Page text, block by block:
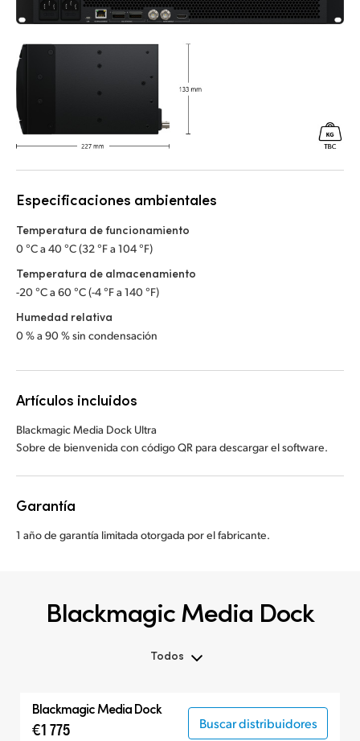
Especificaciones ambientales
Temperatura de funcionamiento
0 °C a 40 °C (32 °F a 104 °F)
Temperatura de almacenamiento
-20 °C a 60 °C (-4 °F a 140 °F)
Humedad relativa
0 % a 90 % sin condensación
Artículos incluidos
Blackmagic Media Dock Ultra
Sobre de bienvenida con código QR para descargar el software.
Garantía
1 año de garantía limitada otorgada por el fabricante.
Blackmagic Media Dock
Todos
Blackmagic Media Dock
BlackmagicMedia Dock
€1 775 Buscar distribuidores